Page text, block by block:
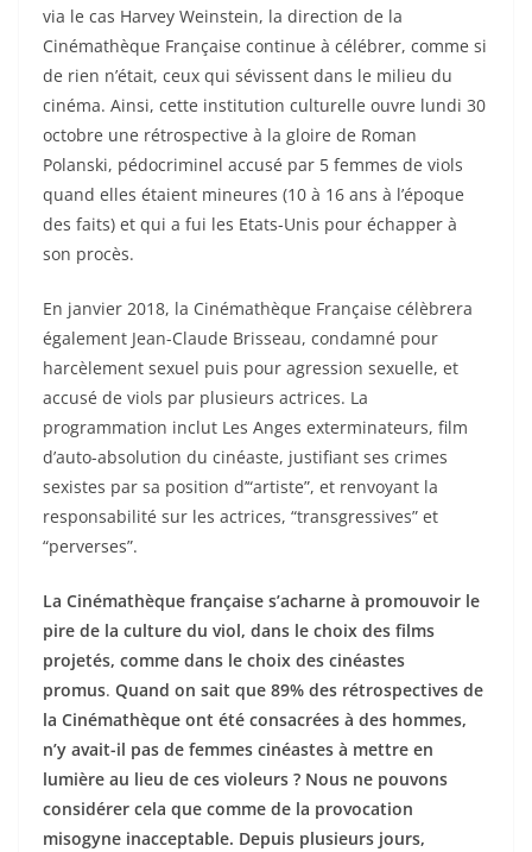
via le cas Harvey Weinstein, la direction de la
Cinémathèque Française continue à célébrer, comme si
de rien n’était, ceux qui sévissent dans le milieu du
cinéma. Ainsi, cette institution culturelle ouvre lundi 30
octobre une rétrospective à la gloire de Roman
Polanski, pédocriminel accusé par 5 femmes de viols
quand elles étaient mineures (10 à 16 ans à l’époque
des faits) et qui a fui les Etats-Unis pour échapper à
son procès.
En janvier 2018, la Cinémathèque Française célèbrera
également Jean-Claude Brisseau, condamné pour
harcèlement sexuel puis pour agression sexuelle, et
accusé de viols par plusieurs actrices. La
programmation inclut Les Anges exterminateurs, film
d’auto-absolution du cinéaste, justifiant ses crimes
sexistes par sa position d’“artiste”, et renvoyant la
responsabilité sur les actrices, “transgressives” et
“perverses”.
La Cinémathèque française s’acharne à promouvoir le
pire de la culture du viol, dans le choix des films
projetés, comme dans le choix des cinéastes
promus. Quand on sait que 89% des rétrospectives de
la Cinémathèque ont été consacrées à des hommes,
n’y avait-il pas de femmes cinéastes à mettre en
lumière au lieu de ces violeurs ? Nous ne pouvons
considérer cela que comme de la provocation
misogyne inacceptable. Depuis plusieurs jours,